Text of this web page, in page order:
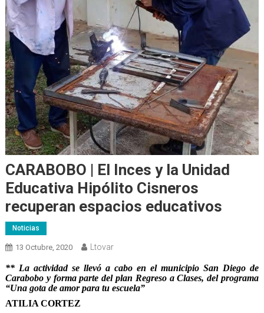
CARABOBO | El Inces y la Unidad
Educativa Hipólito Cisneros
recuperan espacios educativos
Noticias
13 Octubre, 2020 Ltovar
** La actividad se llevó a cabo en el municipio San Diego de
Carabobo y forma parte del plan Regreso a Clases, del programa
“Una gota de amor para tu escuela”
ATILIA CORTEZ